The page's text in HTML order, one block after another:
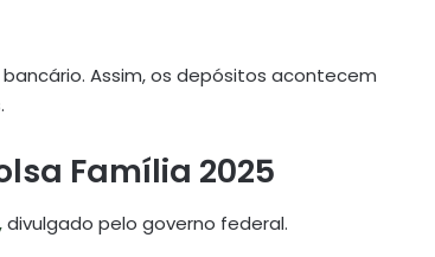
Assim, os depósitos acontecem
Família 2025
,divulgado pelo governo federal.